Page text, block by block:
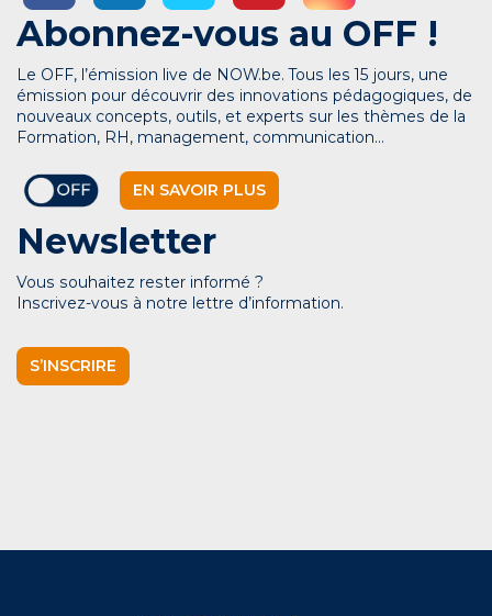
Abonnez-vous au OFF !
Le OFF, l’émission live de NOW.be. Tous les 15 jours, une
émission pour découvrir des innovations pédagogiques, de
nouveaux concepts, outils, et experts sur les thèmes de la
Formation, RH, management, communication…
EN SAVOIR PLUS
Newsletter
Vous souhaitez rester informé ?
Inscrivez-vous à notre lettre d’information.
S’INSCRIRE